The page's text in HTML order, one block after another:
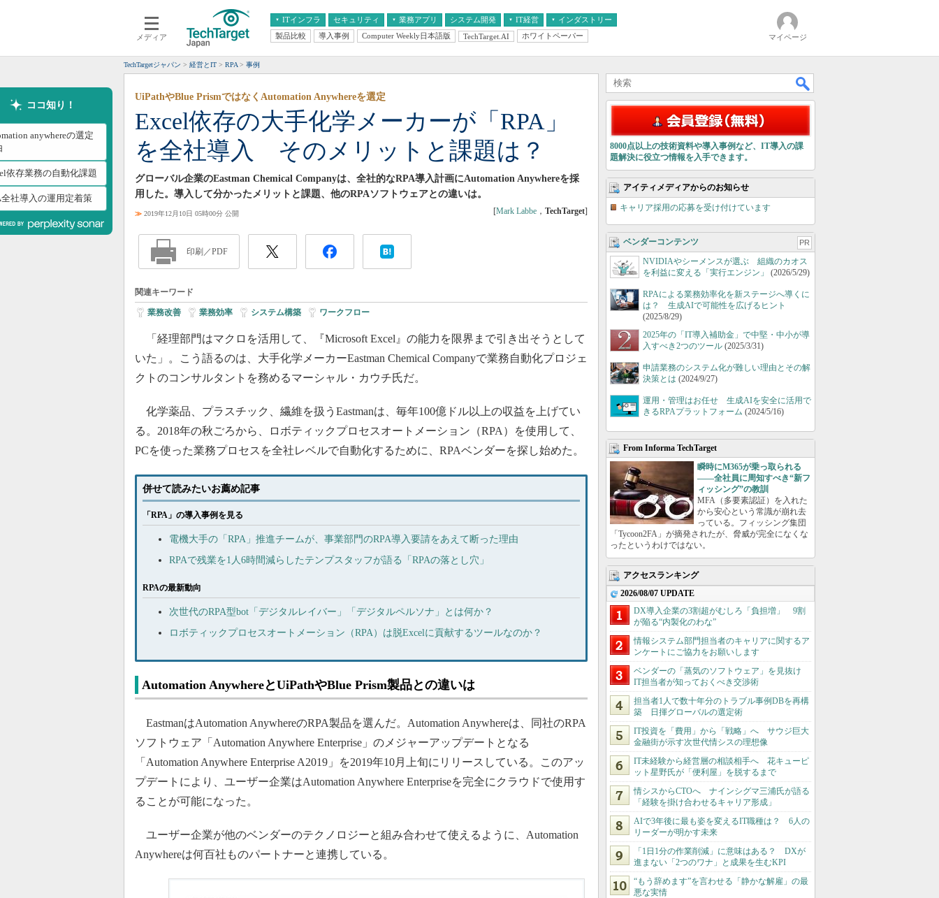
メディア
ITインフラ
クラウド
スマートモバイル
ネットワーク
システム運用管理
セキュリティ 業務アプリ
エンタープライズAI
ERP
CX
情報系システム
システム開発 IT経営
経営とIT
インダストリー
医療IT
製品比較 導入事例 Computer Weekly日本語版 TechTarget.AI ホワイトペーパー マイページ
TechTargetジャパン 経営とIT RPA 事例
ココ知り！
anywhereの選定
依存業務の自動化課題
全社導入の運用定着策
Excel依存の大手化学メーカーが「RPA」
を全社導入 そのメリットと課題は？
UiPathやBlue PrismではなくAutomation Anywhereを選定
グローバル企業のEastman Chemical Companyは、全社的なRPA導入計画にAutomation Anywhereを採
用した。導入して分かったメリットと課題、他のRPAソフトウェアとの違いは。
≫ 2019年12月10日 05時00分 公開 [Mark Labbe ， TechTarget]
印刷／PDF
関連キーワード
業務改善 業務効率 システム構築 ワークフロー
「経理部門はマクロを活用して、『Microsoft Excel』の能力を限界まで引き出そうとして
いた」。こう語るのは、大手化学メーカーEastman Chemical Companyで業務自動化プロジェ
クトのコンサルタントを務めるマーシャル・カウチ氏だ。
化学薬品、プラスチック、繊維を扱うEastmanは、毎年100億ドル以上の収益を上げてい
る。2018年の秋ごろから、ロボティックプロセスオートメーション（RPA）を使用して、
PCを使った業務プロセスを全社レベルで自動化するために、RPAベンダーを探し始めた。
併せて読みたいお薦め記事
「RPA」の導入事例を見る
電機大手の「RPA」推進チームが、事業部門のRPA導入要請をあえて断った理由
RPAで残業を1人6時間減らしたテンプスタッフが語る「RPAの落とし穴」
RPAの最新動向
次世代のRPA型bot「デジタルレイバー」「デジタルペルソナ」とは何か？
ロボティックプロセスオートメーション（RPA）は脱Excelに貢献するツールなのか？
Automation AnywhereとUiPathやBlue Prism製品との違いは
EastmanはAutomation AnywhereのRPA製品を選んだ。Automation Anywhereは、同社のRPA
ソフトウェア「Automation Anywhere Enterprise」のメジャーアップデートとなる
「Automation Anywhere Enterprise A2019」を2019年10月上旬にリリースしている。このアッ
プデートにより、ユーザー企業はAutomation Anywhere Enterpriseを完全にクラウドで使用す
ることが可能になった。
ユーザー企業が他のベンダーのテクノロジーと組み合わせて使えるように、Automation
Anywhereは何百社ものパートナーと連携している。
8000点以上の技術資料や導入事例など、IT導入の課
題解決に役立つ情報を入手できます。
アイティメディアからのお知らせ
キャリア採用の応募を受け付けています
ベンダーコンテンツ PR
NVIDIAやシーメンスが選ぶ 組織のカオス
を利益に変える「実行エンジン」
(2026/5/29)
RPAによる業務効率化を新ステージへ導くに
は？ 生成AIで可能性を広げるヒント
(2025/8/29)
2025年の「IT導入補助金」で中堅・中小が導
入すべき2つのツール (2025/3/31)
申請業務のシステム化が難しい理由とその解
決策とは (2024/9/27)
運用・管理はお任せ 生成AIを安全に活用で
きるRPAプラットフォーム (2024/5/16)
From Informa TechTarget
瞬時にM365が乗っ取られる
――全社員に周知すべき“新フ
ィッシング”の教訓
MFA（多要素認証）を入れた
から安心という常識が崩れ去
っている。フィッシング集団
「Tycoon2FA」が摘発されたが、脅威が完全になくな
ったというわけではない。
アクセスランキング
2026/08/07 UPDATE
DX導入企業の3割超がむしろ「負担増」 9割
が陥る“内製化のわな”
情報システム部門担当者のキャリアに関するア
ンケートにご協力をお願いします
ベンダーの「蒸気のソフトウェア」を見抜け
IT担当者が知っておくべき交渉術
担当者1人で数十年分のトラブル事例DBを再構
築 日揮グローバルの選定術
IT投資を「費用」から「戦略」へ サウジ巨大
金融街が示す次世代情シスの理想像
IT未経験から経営層の相談相手へ 花キューピ
ット星野氏が「便利屋」を脱するまで
情シスからCTOへ ナインシグマ三浦氏が語る
「経験を掛け合わせるキャリア形成」
AIで3年後に最も姿を変えるIT職種は？ 6人の
リーダーが明かす未来
「1日1分の作業削減」に意味はある？ DXが
進まない「2つのワナ」と成果を生むKPI
“もう辞めます”を言わせる「静かな解雇」の最
悪な実情